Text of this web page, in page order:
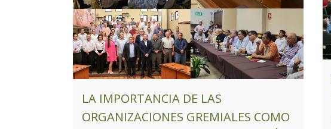
LA IMPORTANCIA DE LAS
ORGANIZACIONES GREMIALES COMO